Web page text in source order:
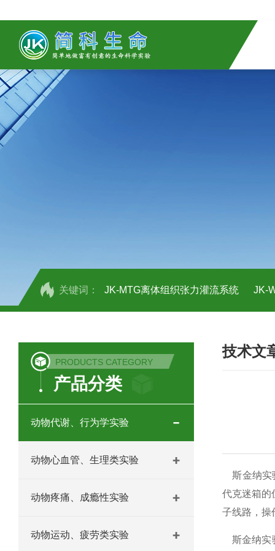
关键词： JK-MTG离体组织张力灌流系统 JK-
JK-IPD双通道脑室微量注射泵 JK-
JK-ABD全自动颅脑脊髓损伤撞击仪
JK-BSP-S数显式脑立体定位仪
JK-
JK-TPM热梯度痛觉测试仪
JK-LPM鼠尾光照测痛仪 JK-HPM
PRODUCTS CATEGORY
产品分类
动物代谢、行为学实验
动物心血管、生理类实验
动物疼痛、成瘾性实验
动物运动、疲劳类实验
技术文
斯金纳实
代克迷箱的
子线路，操
斯金纳实